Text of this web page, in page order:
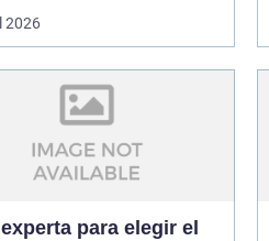
2026
para elegir el